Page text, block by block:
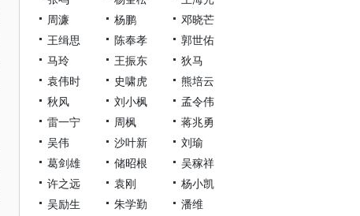
周濂
杨鹏
邓晓芒
王缉思
陈奉孝
郭世佑
马玲
王振东
狄马
袁伟时
史啸虎
熊培云
秋风
刘小枫
孟令伟
雷一宁
周枫
蒋兆勇
吴伟
沙叶新
刘瑜
葛剑雄
储昭根
吴稼祥
许之远
袁刚
杨小凯
吴励生
朱学勤
潘维